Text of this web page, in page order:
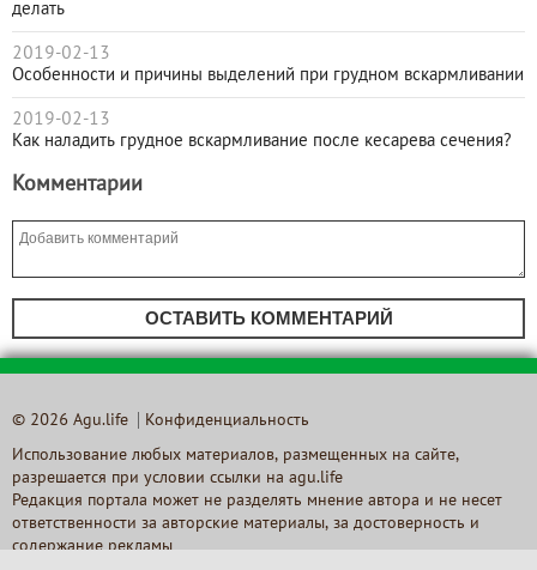
делать
2019-02-13
Особенности и причины выделений при грудном вскармливании
2019-02-13
Как наладить грудное вскармливание после кесарева сечения?
Комментарии
ОСТАВИТЬ КОММЕНТАРИЙ
© 2026 Agu.life Конфиденциальность
Использование любых материалов, размещенных на сайте,
разрешается при условии ссылки на agu.life
Редакция портала может не разделять мнение автора и не несет
ответственности за авторские материалы, за достоверность и
содержание рекламы